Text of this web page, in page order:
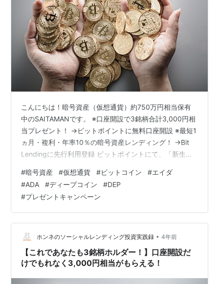
こんにちは！暗号資産（仮想通貨）約750万円相当保有
中のSAITAMANです。 ※口座開設で3銘柄合計3,000円相
当プレゼント！ →ビットポイントに無料口座開設 ※最短1
ヵ月・複利・年率10％の暗号資産レンディング！ →Bit
Lendingに先行利用登録 ビットポイントにて、「新生活
開催されています！ 本キャンペーンでは、口座開設する
だけで3,000円相当（BTC1,000円、ADA1,000円、
DEP1,000円）がもらえちゃいます！ さらに、今なら、
小田会長の著書「1時間でわかる 再入門！これからのビッ
トコイン 」のオンライン版もプレ…
#暗号資産 #仮想通貨 #ビットコイン #エイダ
#ADA #ディープコイン #DEP
#プレゼントキャンペーン
ホンネのソーシャルレンディング投資実践録 • 4年前
【これであなたも3銘柄ホルダー！】口座開設だ
けでもれなく3,000円相当がもらえる！